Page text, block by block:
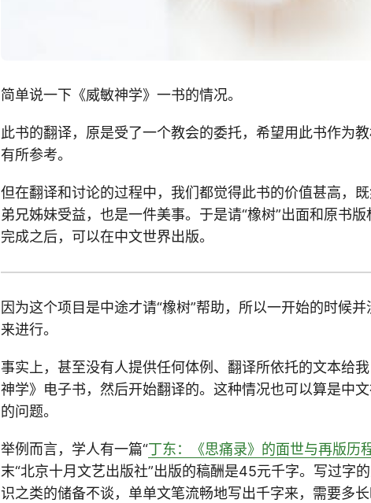
简单说一下《威敏神学》一书的情况。
此书的翻译，原是受了一个教会的委托，希望用此书作为
有所参考。
但在翻译和讨论的过程中，我们都觉得此书的价值甚高，
弟兄姊妹受益，也是一件美事。于是请“橡树”出面和原书
完成之后，可以在中文世界出版。
因为这个项目是中途才请“橡树”帮助，所以一开始的时候
来进行。
事实上，甚至没有人提供任何体例、翻译所依托的文本给
神学》电子书，然后开始翻译的。这种情况也可以算是中
的问题。
举例而言，学人有一篇“丁东：《思痛录》的面世与再版历
末“北京十月文艺出版社”出版的稿酬是45元千字。写过字
识之类的储备不谈，单单文笔流畅地写出千字来，需要多